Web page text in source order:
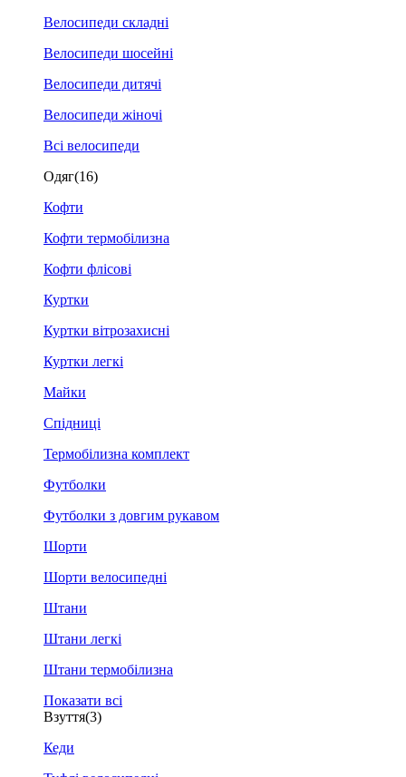
Велосипеди складні
Велосипеди шосейні
Велосипеди дитячі
Велосипеди жіночі
Всі велосипеди
Одяг(16)
Кофти
Кофти термобілизна
Кофти флісові
Куртки
Куртки вітрозахисні
Куртки легкі
Майки
Спідниці
Термобілизна комплект
Футболки
Футболки з довгим рукавом
Шорти
Шорти велосипедні
Штани
Штани легкі
Штани термобілизна
Показати всі
Взуття(3)
Кеди